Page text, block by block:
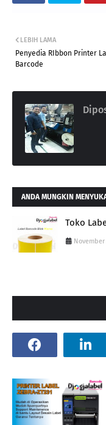
LEBIH LAMA
Penyedia RIbbon Printer
Barcode
ANDA MUNGKIN
Toko
November